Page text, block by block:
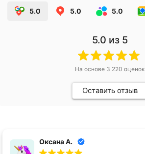
5.0 5.0 5.0
5.0 из 5
На основе 3 220 оценок
Оставить отзыв
Оксана А.